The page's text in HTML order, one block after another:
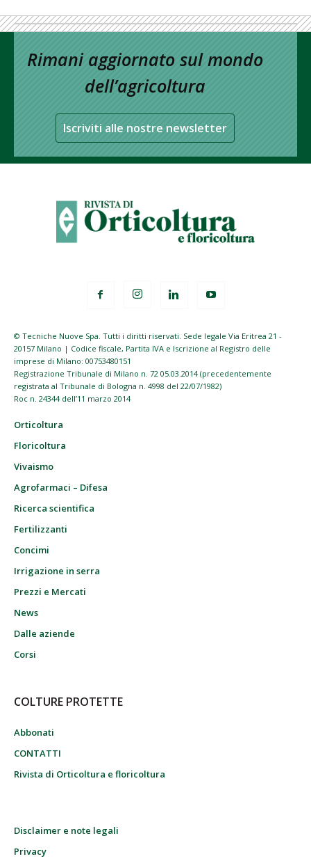
Rimani aggiornato sul mondo
dell’agricoltura
Iscriviti alle nostre newsletter
© Tecniche Nuove Spa. Tutti i diritti riservati. Sede legale Via Eritrea 21 -
20157 Milano | Codice fiscale, Partita IVA e Iscrizione al Registro delle
imprese di Milano: 00753480151
Registrazione Tribunale di Milano n. 72 05.03.2014 (precedentemente
registrata al Tribunale di Bologna n. 4998 del 22/07/1982)
Roc n. 24344 dell’11 marzo 2014
Orticoltura
Floricoltura
Vivaismo
Agrofarmaci – Difesa
Ricerca scientifica
Fertilizzanti
Concimi
Irrigazione in serra
Prezzi e Mercati
News
Dalle aziende
Corsi
COLTURE PROTETTE
Abbonati
CONTATTI
Rivista di Orticoltura e floricoltura
Disclaimer e note legali
Privacy